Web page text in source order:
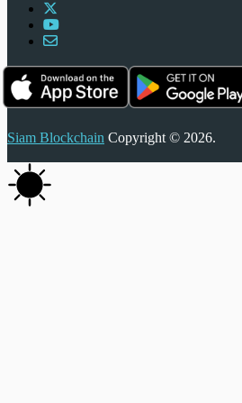
Siam Blockchain Copyright © 2026.